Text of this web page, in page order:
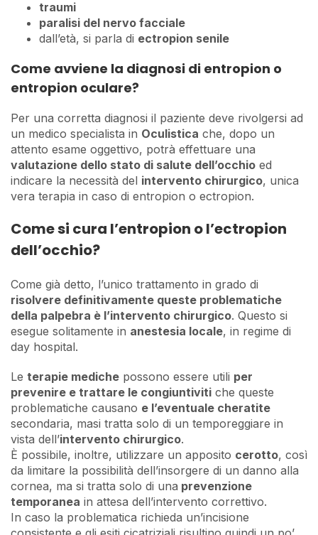
traumi
paralisi del nervo facciale
dall’età, si parla di ectropion senile
Come avviene la diagnosi di entropion o
entropion oculare?
Per una corretta diagnosi il paziente deve rivolgersi ad
un medico specialista in Oculistica che, dopo un
attento esame oggettivo, potrà effettuare una
valutazione dello stato di salute dell’occhio ed
indicare la necessità del intervento chirurgico, unica
vera terapia in caso di entropion o ectropion.
Come si cura l’entropion o l’ectropion
dell’occhio?
Come già detto, l’unico trattamento in grado di
risolvere definitivamente queste problematiche
della palpebra è l’intervento chirurgico. Questo si
esegue solitamente in anestesia locale, in regime di
day hospital.
Le terapie mediche possono essere utili per
prevenire e trattare le congiuntiviti che queste
problematiche causano e l’eventuale cheratite
secondaria, masi tratta solo di un temporeggiare in
vista dell’intervento chirurgico.
È possibile, inoltre, utilizzare un apposito cerotto, così
da limitare la possibilità dell’insorgere di un danno alla
cornea, ma si tratta solo di una prevenzione
temporanea in attesa dell’intervento correttivo.
In caso la problematica richieda un’incisione